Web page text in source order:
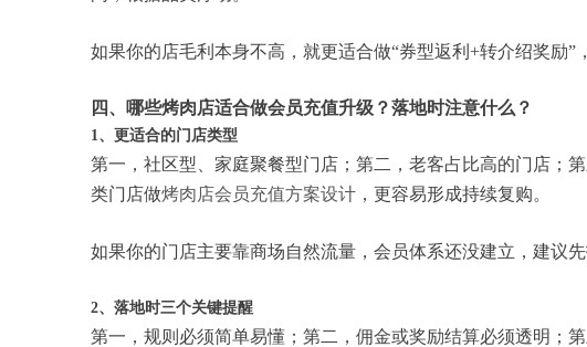
如果你的店毛利本身不高，就更适合做“券型返利+转介绍奖励”
四、哪些烤肉店适合做会员充值升级？落地时注意什么？
1、更适合的门店类型
第一，社区型、家庭聚餐型门店；第二，老客占比高的门店；
类门店做烤肉店会员充值方案设计 ，更容易形成持续复购。
如果你的门店主要靠商场自然流量，会员体系还没建立，建议先
2、落地时三个关键提醒
第一，规则必须简单易懂；第二，佣金或奖励结算必须透明；